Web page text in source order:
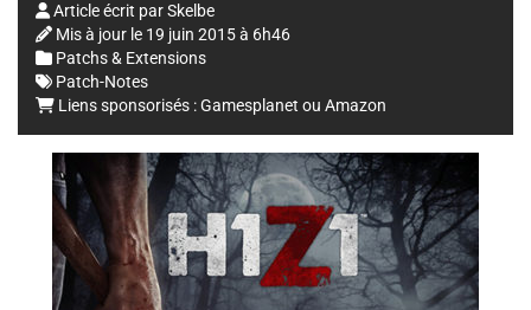
Article écrit parSkelbe
Mis à jour le 19 juin 2015 à 6h46
Patchs & Extensions
Patch-Notes
Liens sponsorisés :Gamesplanet ou Amazon